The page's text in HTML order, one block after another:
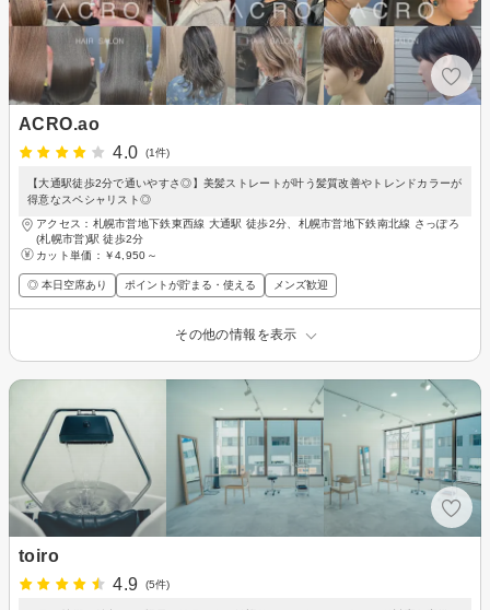
ACRO.ao
4.0
(1件)
【大通駅徒歩2分で通いやすさ◎】美髪ストレートが叶う髪質改善やトレンドカラーが
得意なスペシャリスト◎
アクセス：札幌市営地下鉄東西線 大通駅 徒歩2分、札幌市営地下鉄南北線 さっぽろ
(札幌市営)駅 徒歩2分
カット単価： ￥4,950～
◎ 本日空席あり ポイントが貯まる・使える メンズ歓迎
その他の情報を表示
toiro
4.9
(5件)